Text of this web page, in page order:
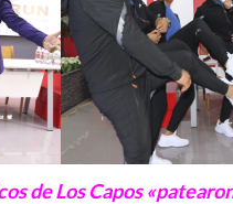
de Los Capos